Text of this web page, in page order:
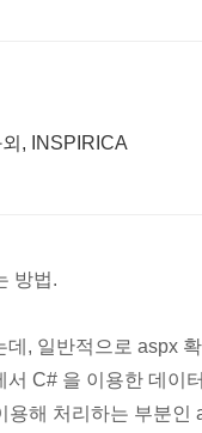
, INSPIRICA
방법.
, 일반적으로 aspx
C# 을 이용한 데이
해 처리하는 부분인